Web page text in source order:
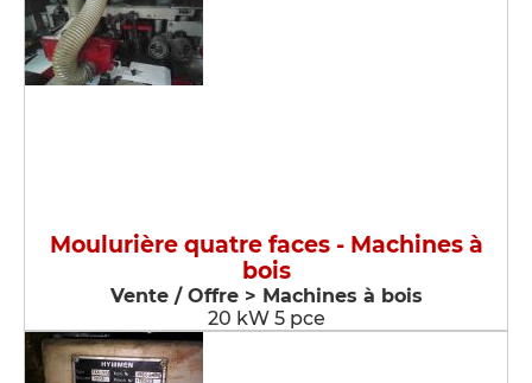
Moulurière quatre faces - Machines à
bois
Vente / Offre > Machines à bois
20 kW 5 pce